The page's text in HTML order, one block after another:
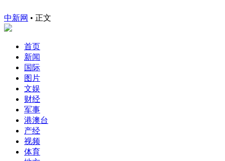
中新网 • 正文
首页
新闻
国际
图片
文娱
财经
军事
港澳台
产经
视频
体育